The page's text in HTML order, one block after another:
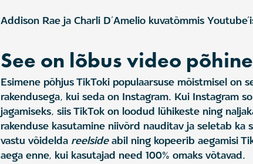
Addison Rae ja Charli D’Amelio kuvatõmmis
See on lõbus video
Esimene põhjus TikToki populaarsuse mõistmisel on
rakendusega, kui seda on Instagram. Kui Instagram
jagamiseks, siis TikTok on loodud lühikeste ning
rakenduse kasutamine niivõrd nauditav ja seletab
vastu võidelda reelsideabil ning kopeerib aegamisi
aega enne, kui kasutajad need 100% omaks võtavad.